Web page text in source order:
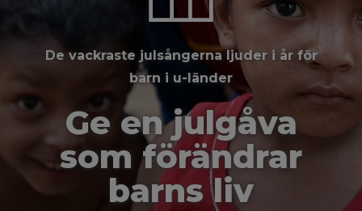
De vackraste julsångerna ljuder i år för
barn i u-länder
Ge en julgåva
som förändrar
barns liv